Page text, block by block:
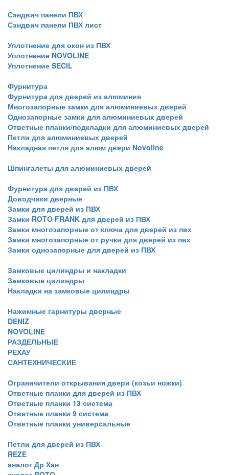
Сэндвич панели ПВХ
Сэндвич панели ПВХ лист
Уплотнение для окон из ПВХ
Уплотнение NOVOLINE
Уплотнение SECIL
Фурнитура
Фурнитура для дверей из алюминия
Многозапорные замки для алюминиевых дверей
Однозапорные замки для алюминиевых дверей
Ответные планки/подкладки для алюминиевых дверей
Петли для алюминиевых дверей
Накладная петля для алюм двери Novoline
Шпингалеты для алюминиевых дверей
Фурнитура для дверей из ПВХ
Доводчики дверные
Замки для дверей из ПВХ
Замки ROTO FRANK для дверей из ПВХ
Замки многозапорные от ключа для дверей из пвх
Замки многозапорные от ручки для дверей из пвх
Замки однозапорные для дверей из ПВХ
Замковые цилиндры и накладки
Замковые цилиндры
Накладки на замковые цилиндры
Нажимные гарнитуры дверные
DENIZ
NOVOLINE
РАЗДЕЛЬНЫЕ
РЕХАУ
САНТЕХНИЧЕСКИЕ
Ограничители открывания двери (козьи ножки)
Ответные планки для дверей из ПВХ
Ответные планки 13 система
Ответные планки 9 система
Ответные планки универсальные
Петли для дверей из ПВХ
REZE
аналог Др Хан